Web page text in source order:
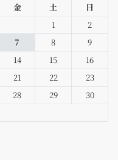
金 土
日
1
2
7 8
9
14 15
16
21 22
23
28 29
30